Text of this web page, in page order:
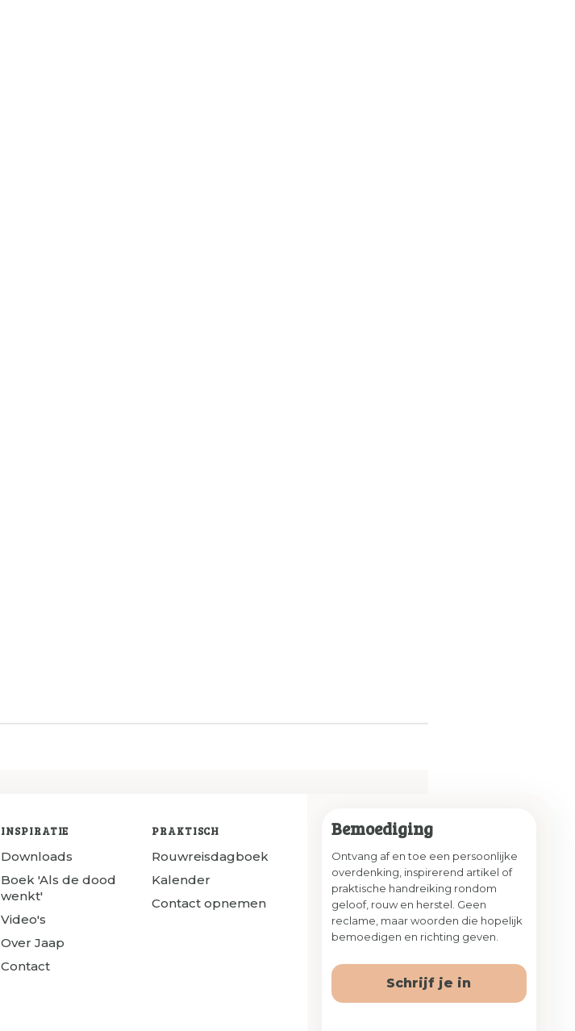
INSPIRATIE
Downloads
Boek 'Als de dood
wenkt'
Video's
Over Jaap
Contact
PRAKTISCH
Rouwreisdagboek
Kalender
Contact opnemen
Bemoediging
Ontvang af en toe een persoonlijke
overdenking, inspirerend artikel of
praktische handreiking rondom
geloof, rouw en herstel. Geen
reclame, maar woorden die hopelijk
bemoedigen en richting geven.
Schrijf je in